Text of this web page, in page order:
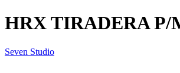
HRX TIRADERA P/
Seven Studio